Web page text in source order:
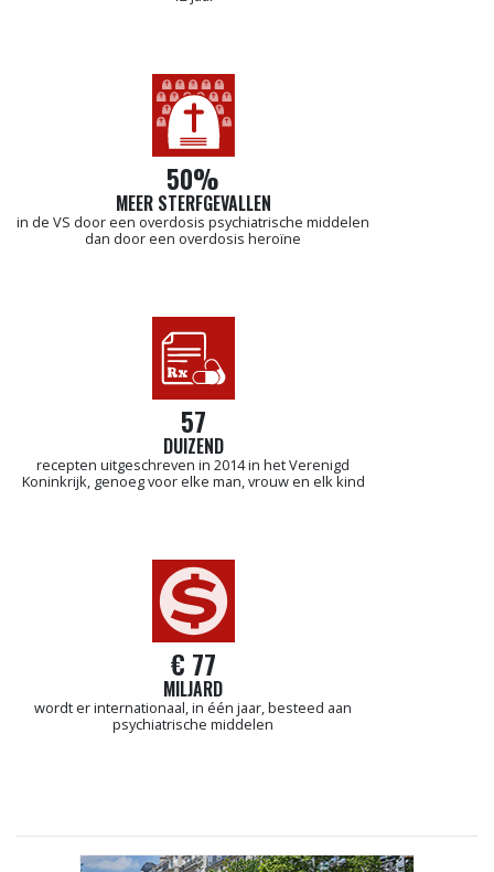
50%
MEER STERFGEVALLEN
in de VS door een overdosis psychiatrische middelen
dan door een overdosis heroïne
57
DUIZEND
recepten uitgeschreven in 2014 in het Verenigd
Koninkrijk, genoeg voor elke man, vrouw en elk kind
€ 77
MILJARD
wordt er internationaal, in één jaar, besteed aan
psychiatrische middelen